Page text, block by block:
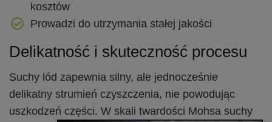
kosztów
Prowadzi do utrzymania stałej jakości
Delikatność i skuteczność procesu
Suchy lód zapewnia silny, ale jednocześnie
delikatny strumień czyszczenia, nie powodując
uszkodzeń części. W skali twardości Mohsa suchy